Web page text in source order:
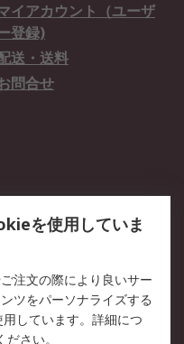
イアカウント（ユーザ
登録)
送・送料
問合せ
用情報
ーポレートサイト
を使用していま
注文の際により良いサー
ツをパーソナライズする
しています。詳細につ
さい。